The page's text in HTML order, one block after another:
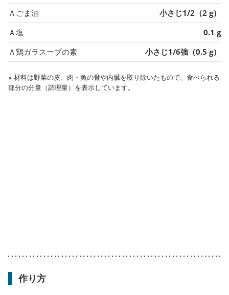
Ａごま油
小さじ1/2（2 g）
Ａ塩
0.1 g
Ａ鶏ガラスープの素
小さじ1/6強（0.5 g）
※ 材料は野菜の皮、肉・魚の骨や内臓を取り除いたもので、食べられる
部分の分量（調理量）を表示しています。
作り方